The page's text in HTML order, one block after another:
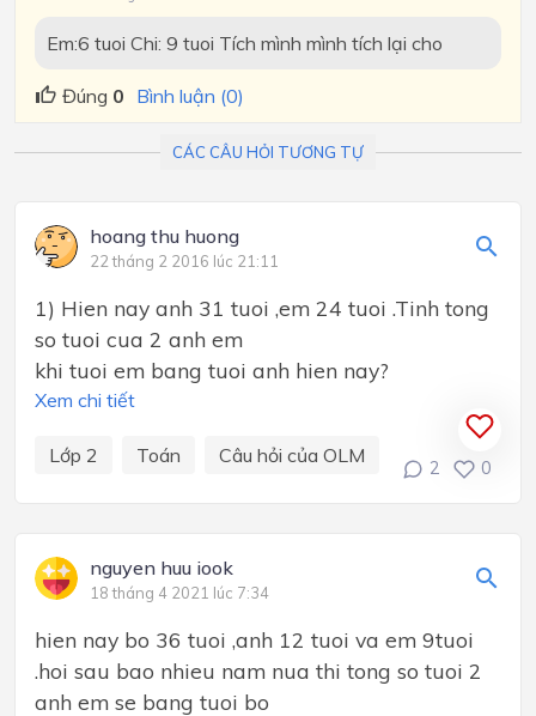
Em:6 tuoi Chi: 9 tuoi Tích mình mình tích lại cho
Đúng 0 Bình luận (0)
CÁC CÂU HỎI TƯƠNG TỰ
hoang thu huong
22 tháng 2 2016 lúc 21:11
1) Hien nay anh 31 tuoi ,em 24 tuoi .Tinh tong
so tuoi cua 2 anh em
khi tuoi em bang tuoi anh hien nay?
Xem chi tiết
Lớp 2 Toán Câu hỏi của OLM
2 0
nguyen huu iook
18 tháng 4 2021 lúc 7:34
hien nay bo 36 tuoi ,anh 12 tuoi va em 9tuoi
.hoi sau bao nhieu nam nua thi tong so tuoi 2
anh em se bang tuoi bo